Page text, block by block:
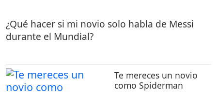
¿Qué hacer si mi novio solo habla de Messi
durante el Mundial?
Te mereces un novio
como Spiderman